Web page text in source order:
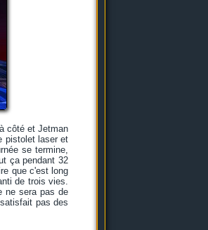
côté et Jetman
pistolet laser et
se termine,
ça pendant 32
que c'est long
de trois vies.
ne sera pas de
pas des